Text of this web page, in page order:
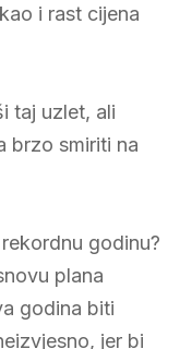
i rast cijena
taj uzlet, ali
brzo smiriti na
godinu?
plana
godina biti
jer bi